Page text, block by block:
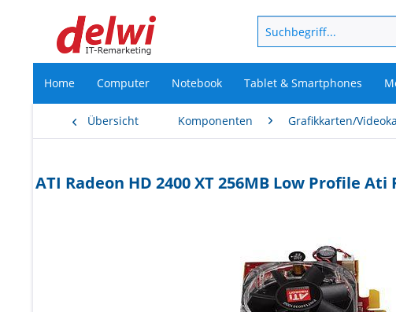
Home Computer Notebook Tablet & Smartphones
Übersicht Komponenten Grafikkarten/
ATI Radeon HD 2400 XT 256MB Low Profile Ati